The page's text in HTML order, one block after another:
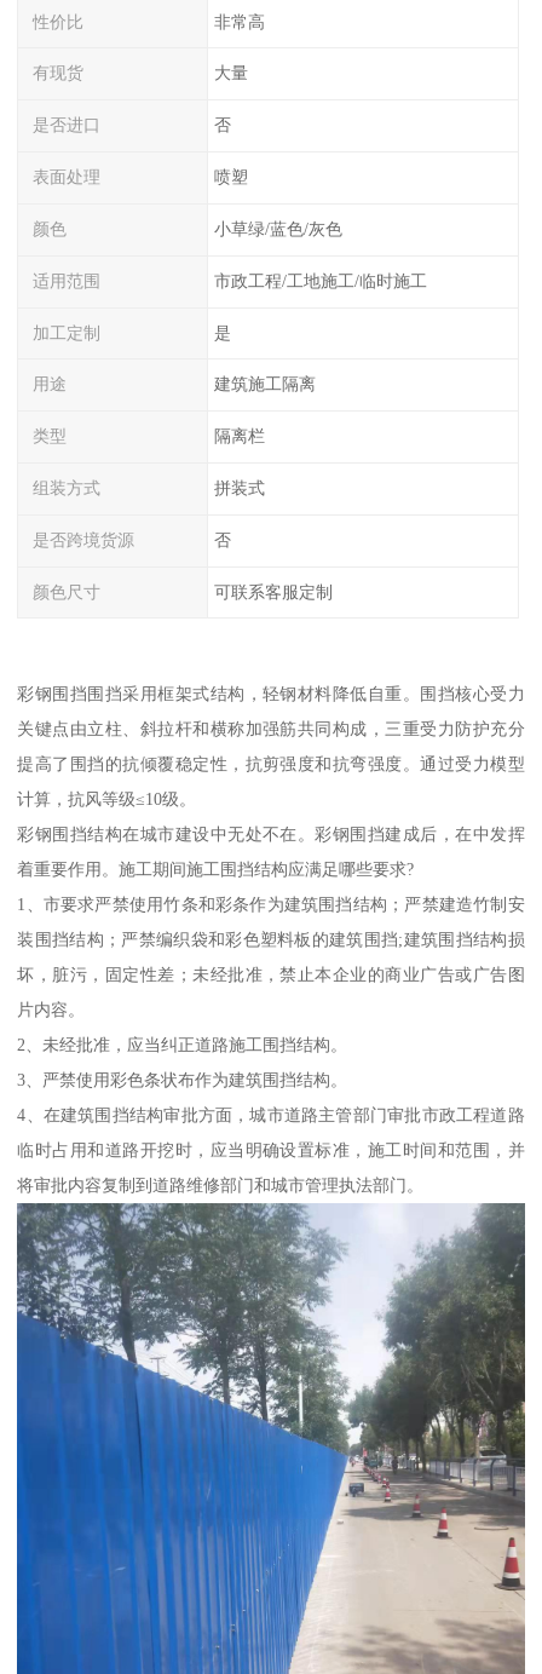
性价比 非常高
有现货 大量
是否进口 否
表面处理 喷塑
颜色 小草绿/蓝色/灰色
适用范围 市政工程/工地施工/临时施工
加工定制 是
用途 建筑施工隔离
类型 隔离栏
组装方式 拼装式
是否跨境货源 否
颜色尺寸 可联系客服定制
彩钢围挡围挡采用框架式结构，轻钢材料降低自重。围挡核心受力
关键点由立柱、斜拉杆和横称加强筋共同构成，三重受力防护充分
提高了围挡的抗倾覆稳定性，抗剪强度和抗弯强度。通过受力模型
计算，抗风等级≤10级。
彩钢围挡结构在城市建设中无处不在。彩钢围挡建成后，在中发挥
着重要作用。施工期间施工围挡结构应满足哪些要求?
1、市要求严禁使用竹条和彩条作为建筑围挡结构；严禁建造竹制安
装围挡结构；严禁编织袋和彩色塑料板的建筑围挡;建筑围挡结构损
坏，脏污，固定性差；未经批准，禁止本企业的商业广告或广告图
片内容。
2、未经批准，应当纠正道路施工围挡结构。
3、严禁使用彩色条状布作为建筑围挡结构。
4、在建筑围挡结构审批方面，城市道路主管部门审批市政工程道路
临时占用和道路开挖时，应当明确设置标准，施工时间和范围，并
将审批内容复制到道路维修部门和城市管理执法部门。